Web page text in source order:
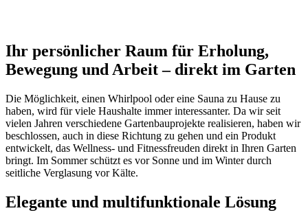
Ihr persönlicher Raum für Erholung,
Bewegung und Arbeit – direkt im Garten
Die Möglichkeit, einen Whirlpool oder eine Sauna zu Hause zu
haben, wird für viele Haushalte immer interessanter. Da wir seit
vielen Jahren verschiedene Gartenbauprojekte realisieren, haben wir
beschlossen, auch in diese Richtung zu gehen und ein Produkt
entwickelt, das Wellness- und Fitnessfreuden direkt in Ihren Garten
bringt. Im Sommer schützt es vor Sonne und im Winter durch
seitliche Verglasung vor Kälte.
Elegante und multifunktionale Lösung